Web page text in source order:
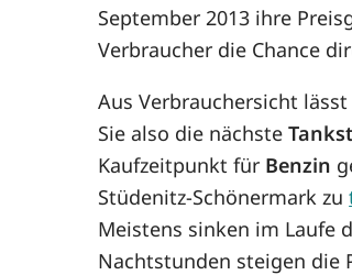
September 2013 ihre
Verbraucher die Chance
Aus Verbrauchersicht
Sie also die nächste
Kaufzeitpunkt für Benzin
Stüdenitz-Schönermark zu
Meistens sinken im Laufe
Nachtstunden steigen die